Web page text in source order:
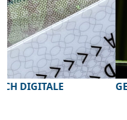
GESUND BLEIBEN BEI